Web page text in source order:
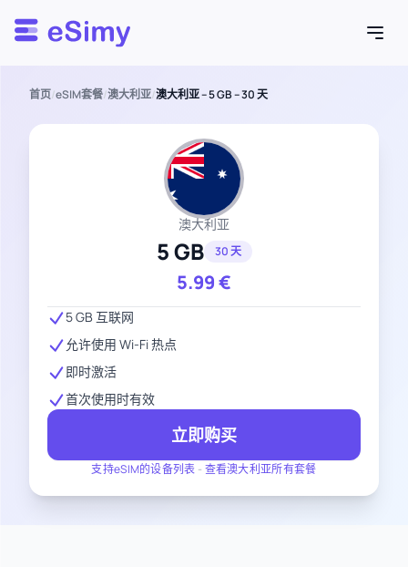
Esimy
首页/eSIM套餐/澳大利亚/澳大利亚 – 5 GB – 30 天
澳大利亚
5 GB 30 天
5.99€
支持eSIM的设备列表 - 查看澳大利亚所有套餐
5 GB 互联网
允许使用 Wi-Fi 热点
即时激活
首次使用时有效
立即购买